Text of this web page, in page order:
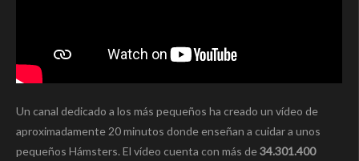
Un canal dedicado a los más pequeños ha creado un vídeo de
aproximadamente 20 minutos donde enseñan a cuidar a unos
pequeños Hámsters. El vídeo cuenta con más de34.301.400